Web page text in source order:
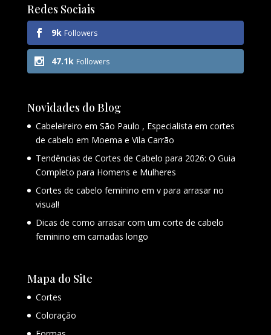
Redes Sociais
9k Followers
47.1k Followers
Novidades do Blog
Cabeleireiro em São Paulo , Especialista em cortes
de cabelo em Moema e Vila Carrão
Tendências de Cortes de Cabelo para 2026: O Guia
Completo para Homens e Mulheres
Cortes de cabelo feminino em v para arrasar no
visual!
Dicas de como arrasar com um corte de cabelo
feminino em camadas longo
Mapa do Site
Cortes
Coloração